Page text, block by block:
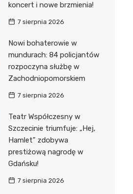
koncert i nowe brzmienia!
7 sierpnia 2026
Nowi bohaterowie w
mundurach: 84 policjantów
rozpoczyna służbę w
Zachodniopomorskiem
7 sierpnia 2026
Teatr Współczesny w
Szczecinie triumfuje: „Hej,
Hamlet” zdobywa
prestiżową nagrodę w
Gdańsku!
7 sierpnia 2026